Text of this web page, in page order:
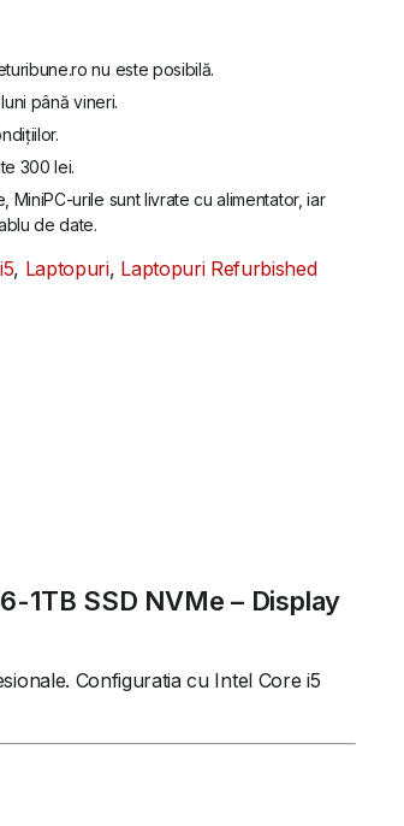
nu este posibilă.
până vineri.
300 lei.
urile sunt livrate cu alimentator, iar
de date.
, Laptopuri, Laptopuri Refurbished
1TB SSD NVMe – Display
Configuratia cu Intel Core i5